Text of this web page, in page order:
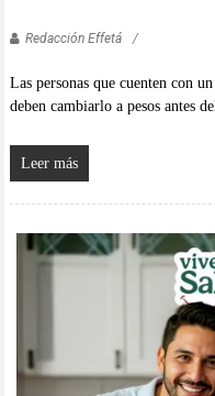
Redacción Effetá
Las personas que cuenten con
deben cambiarlo a pesos antes
Leer más